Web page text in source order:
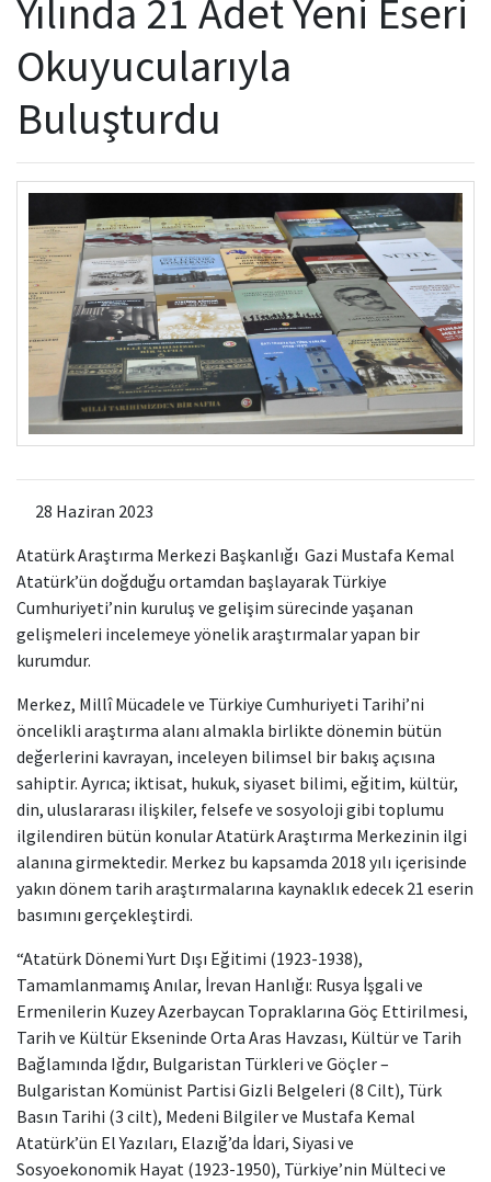
Yılında 21 Adet Yeni Eseri
Okuyucularıyla
Buluşturdu
28 Haziran 2023
Atatürk Araştırma Merkezi Başkanlığı Gazi Mustafa Kemal
Atatürk’ün doğduğu ortamdan başlayarak Türkiye
Cumhuriyeti’nin kuruluş ve gelişim sürecinde yaşanan
gelişmeleri incelemeye yönelik araştırmalar yapan bir
kurumdur.
Merkez, Millî Mücadele ve Türkiye Cumhuriyeti Tarihi’ni
öncelikli araştırma alanı almakla birlikte dönemin bütün
değerlerini kavrayan, inceleyen bilimsel bir bakış açısına
sahiptir. Ayrıca; iktisat, hukuk, siyaset bilimi, eğitim, kültür,
din, uluslararası ilişkiler, felsefe ve sosyoloji gibi toplumu
ilgilendiren bütün konular Atatürk Araştırma Merkezinin ilgi
alanına girmektedir. Merkez bu kapsamda 2018 yılı içerisinde
yakın dönem tarih araştırmalarına kaynaklık edecek 21 eserin
basımını gerçekleştirdi.
“Atatürk Dönemi Yurt Dışı Eğitimi (1923-1938),
Tamamlanmamış Anılar, İrevan Hanlığı: Rusya İşgali ve
Ermenilerin Kuzey Azerbaycan Topraklarına Göç Ettirilmesi,
Tarih ve Kültür Ekseninde Orta Aras Havzası, Kültür ve Tarih
Bağlamında Iğdır, Bulgaristan Türkleri ve Göçler –
Bulgaristan Komünist Partisi Gizli Belgeleri (8 Cilt), Türk
Basın Tarihi (3 cilt), Medeni Bilgiler ve Mustafa Kemal
Atatürk’ün El Yazıları, Elazığ’da İdari, Siyasi ve
Sosyoekonomik Hayat (1923-1950), Türkiye’nin Mülteci ve
Hizmet Envanteri
Başvurular